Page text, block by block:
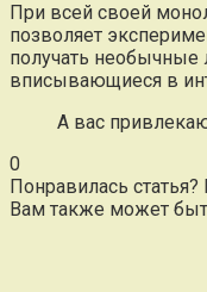
При всей своей
позволяет
получать необычные
вписывающиеся в
А вас
0
Понравилась
Вам также может